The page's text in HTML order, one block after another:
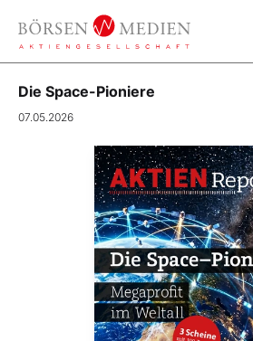
Die Space-Pioniere
07.05.2026